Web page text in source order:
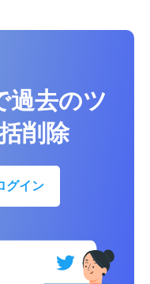
過去のツ
削除
グイン